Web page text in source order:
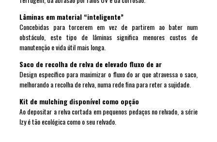
Lâminas em material “inteligente”
Concebidas para torcerem em vez de partirem ao bater num
obstáculo, este tipo de lâminas significa menores custos de
manutenção e vida útil mais longa.
Saco de recolha de relva de elevado fluxo de ar
Design específico para maximizar o fluxo do ar que atravessa o saco,
melhorando a recolha de relva, numa rede fina para reter a sujidade.
Kit de mulching disponível como opção
Ao depositar a relva cortada em pequenos pedaços no relvado, a série
Izy é tão ecológica como o seu relvado.